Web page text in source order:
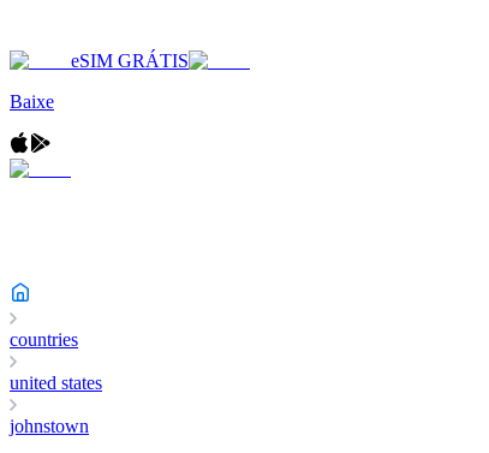
eSIM GRÁTIS
Baixe
countries
united states
johnstown